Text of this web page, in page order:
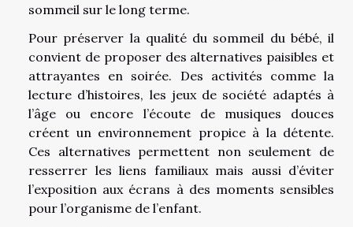
sommeil sur le long terme.
Pour préserver la qualité du sommeil du bébé, il
convient de proposer des alternatives paisibles et
attrayantes en soirée. Des activités comme la
lecture d’histoires, les jeux de société adaptés à
l’âge ou encore l’écoute de musiques douces
créent un environnement propice à la détente.
Ces alternatives permettent non seulement de
resserrer les liens familiaux mais aussi d’éviter
l’exposition aux écrans à des moments sensibles
pour l’organisme de l’enfant.